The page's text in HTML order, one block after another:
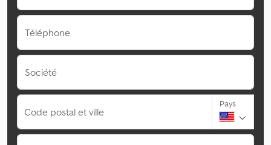
Téléphone
Société
Code postal et ville
Pays